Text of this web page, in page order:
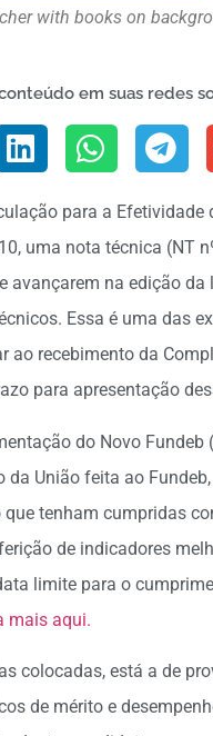
with books on
em suas redes
para a
uma nota técnica (NT
avançarem na edição
Essa é uma das
ao recebimento da
para apresentação
do Novo
da União feita ao
tenham cumpridas
de indicadores
limite para o
mais aqui.
colocadas, está a de
de mérito e